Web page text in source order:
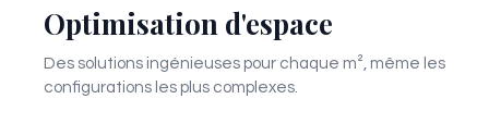
Optimisation d'espace
Des solutions ingénieuses pour chaque m², même les
configurations les plus complexes.